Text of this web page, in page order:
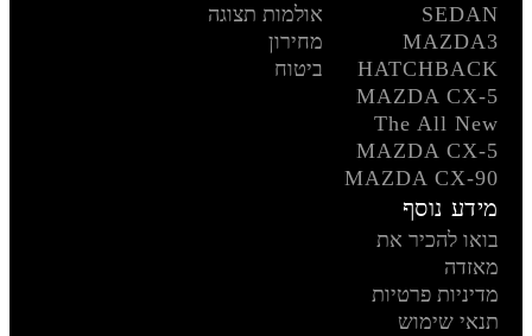
SEDAN
MAZDA3
HATCHBACK
MAZDA CX-5
The All New
MAZDA CX-5
MAZDA CX-90
אולמות תצוגה
מחירון
ביטוח
מידע נוסף
בואו להכיר את
מאזדה
מדיניות פרטיות
תנאי שימוש